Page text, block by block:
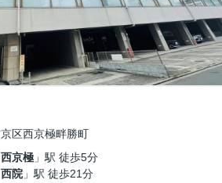
区西京極畔勝町
西京極 」駅 徒歩5分
西院 」駅 徒歩21分